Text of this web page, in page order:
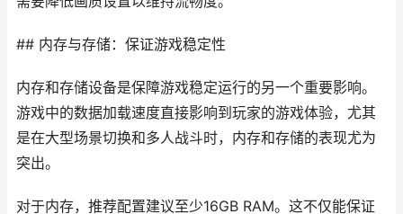
## 内存与存储：保证游戏稳定性
内存和存储设备是保障游戏稳定运行的另一个重要影响。
游戏中的数据加载速度直接影响到玩家的游戏体验，尤其
是在大型场景切换和多人战斗时，内存和存储的表现尤为
突出。
对于内存，推荐配置建议至少16GB RAM。这不仅能保证